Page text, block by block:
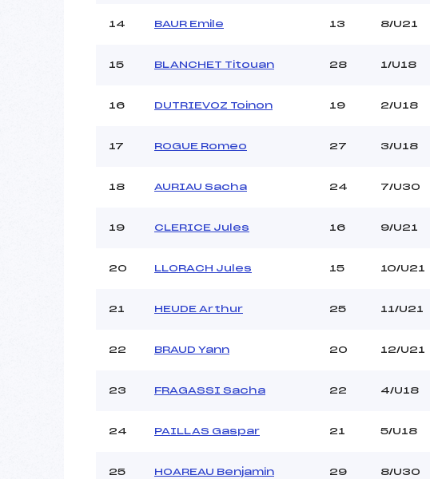
14 BAUR Emile 13 8/U21
15 BLANCHET Titouan 28 1/U18
16 DUTRIEVOZ Toinon 19 2/U18
17 ROGUE Romeo 27 3/U18
18 AURIAU Sacha 24 7/U30
19 CLERICE Jules 16 9/U21
20 LLORACH Jules 15 10/U21
21 HEUDE Arthur 25 11/U21
22 BRAUD Yann 20 12/U21
23 FRAGASSI Sacha 22 4/U18
24 PAILLAS Gaspar 21 5/U18
25 HOAREAU Benjamin 29 8/U30